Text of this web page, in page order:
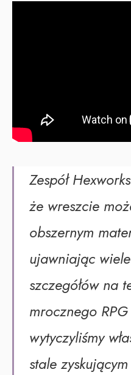
Zespół
że wreszcie
obszernym
ujawniając
szczegółów na
mrocznego
wytyczyliśmy
stale